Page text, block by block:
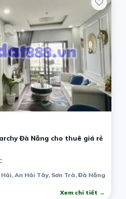
Đà Nẵng cho thuê giá rẻ
An Hải Tây, Sơn Trà, Đà Nẵng, Việt
Xem chi tiết →